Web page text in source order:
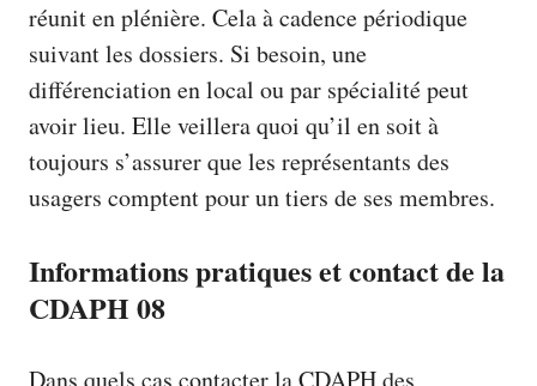
réunit en plénière. Cela à cadence périodique
suivant les dossiers. Si besoin, une
différenciation en local ou par spécialité peut
avoir lieu. Elle veillera quoi qu’il en soit à
toujours s’assurer que les représentants des
usagers comptent pour un tiers de ses membres.
Informations pratiques et contact de la
CDAPH 08
Dans quels cas contacter la CDAPH des